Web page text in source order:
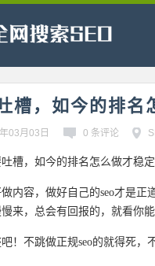
槽，如今的排名
03月03日 0 条评论
槽，如今的排名怎么做才稳
内容，做好自己的seo才是正
来，总会有回报的，就看你能
！不跳做正规seo的就得死